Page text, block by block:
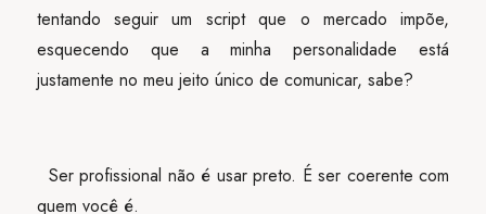
tentando seguir um script que o mercado impõe,
esquecendo que a minha personalidade está
justamente no meu jeito único de comunicar, sabe?
Ser profissional não é usar preto. É ser coerente com
quem você é.